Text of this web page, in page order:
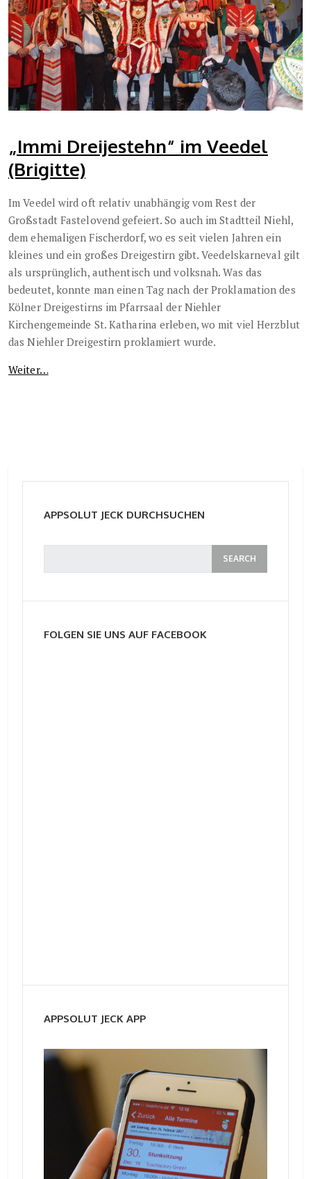
„Immi Dreijestehn“ im Veedel
(Brigitte)
Im Veedel wird oft relativ unabhängig vom Rest der
Großstadt Fastelovend gefeiert. So auch im Stadtteil Niehl,
dem ehemaligen Fischerdorf, wo es seit vielen Jahren ein
kleines und ein großes Dreigestirn gibt. Veedelskarneval gilt
als ursprünglich, authentisch und volksnah. Was das
bedeutet, konnte man einen Tag nach der Proklamation des
Kölner Dreigestirns im Pfarrsaal der Niehler
Kirchengemeinde St. Katharina erleben, wo mit viel Herzblut
das Niehler Dreigestirn proklamiert wurde.
Weiter…
APPSOLUT JECK DURCHSUCHEN
FOLGEN SIE UNS AUF FACEBOOK
APPSOLUT JECK APP